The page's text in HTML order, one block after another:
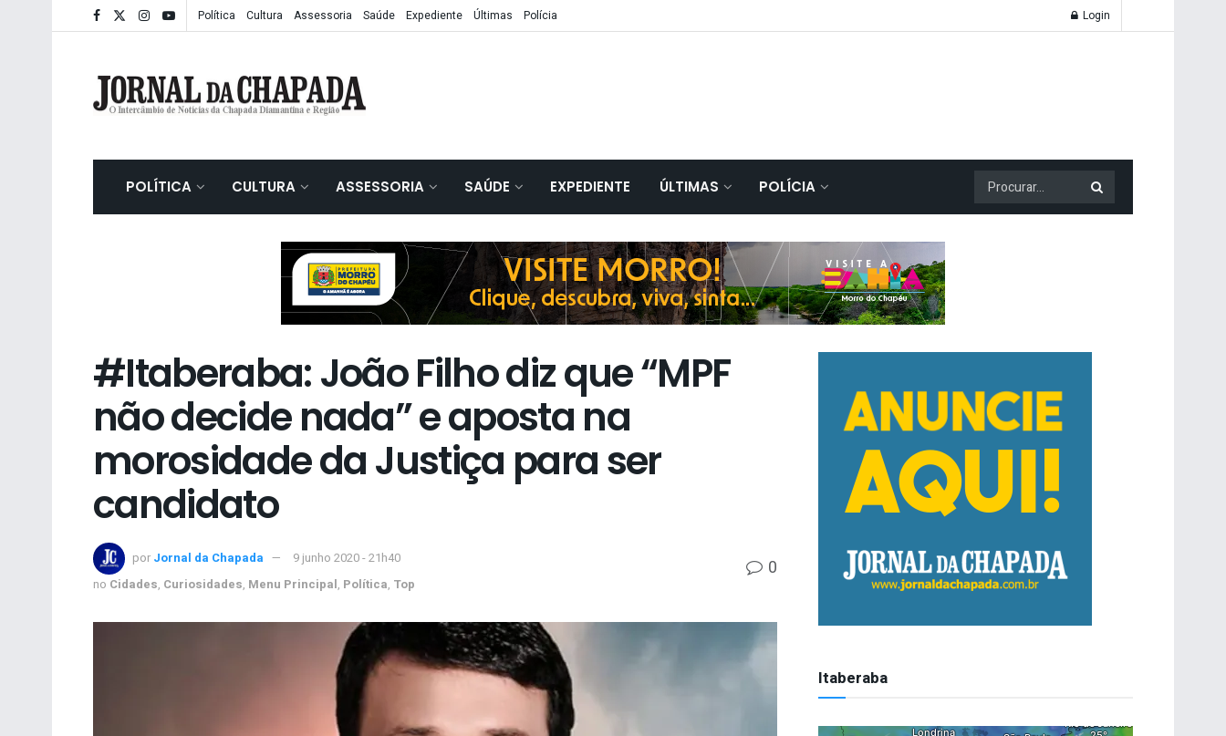
Política Cultura Assessoria Saúde Expediente Últimas Polícia Login
POLÍTICA CULTURA ASSESSORIA SAÚDE EXPEDIENTE ÚLTIMAS POLÍCIA
#Itaberaba: João Filho diz que “MPF
não decide nada” e aposta na
morosidade da Justiça para ser
candidato
por Jornal da Chapada
9 junho 2020 - 21h40
no Cidades, Curiosidades, Menu Principal, Política, Top
0
Itaberaba